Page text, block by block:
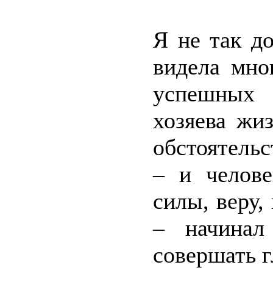
Я не так
видела
хозяева
– и
силы,
–
совершать